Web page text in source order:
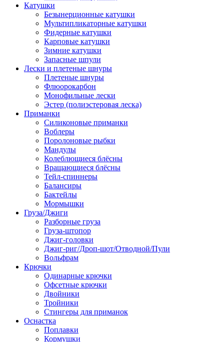
Катушки
Безынерционные катушки
Мультипликаторные катушки
Фидерные катушки
Карповые катушки
Зимние катушки
Запасные шпули
Лески и плетеные шнуры
Плетеные шнуры
Флюорокарбон
Монофильные лески
Эстер (полиэстеровая леска)
Приманки
Силиконовые приманки
Воблеры
Поролоновые рыбки
Мандулы
Колеблющиеся блёсны
Вращающиеся блёсны
Тейл-спиннеры
Балансиры
Бактейлы
Мормышки
Груза/Джиги
Разборные груза
Груза-штопор
Джиг-головки
Джиг-риг/Дроп-шот/Отводной/Пули
Вольфрам
Крючки
Одинарные крючки
Офсетные крючки
Двойники
Тройники
Стингеры для приманок
Оснастка
Поплавки
Кормушки